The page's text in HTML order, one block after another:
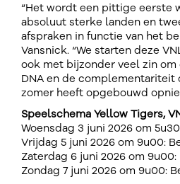
“Het wordt een pittige eerste
absoluut sterke landen en
afspraken in functie van het
Vansnick. “We starten deze
ook met bijzonder veel zin
DNA en de complementariteit
zomer heeft opgebouwd
Speelschema Yellow Tigers,
Woensdag 3 juni 2026 om
Vrijdag 5 juni 2026 om 9u00:
Zaterdag 6 juni 2026 om
Zondag 7 juni 2026 om 9u00: